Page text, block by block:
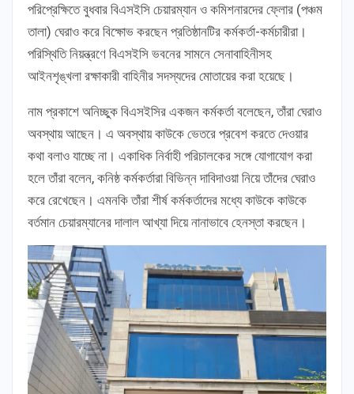
পরিপ্রেক্ষিতে বুধবার বিএসইসি চেয়ারম্যান ও কমিশনারদের ফ্লোর (পঞ্চম
তালা) ঘেরাও করে বিক্ষোভ করছেন প্রতিষ্ঠানটির কর্মকর্তা-কর্মচারীরা।
পরিস্থিতি নিয়ন্ত্রণে বিএসইসি ভবনের সামনে সেনাবাহিনীসহ
আইনশৃঙ্খলা রক্ষাকারী বাহিনীর সদস্যদের মোতায়ের করা হয়েছে।
নাম প্রকাশে অনিচ্ছুক বিএসইসির একজন কর্মকর্তা বলেছেন, তাঁরা ঘেরাও
অবস্থায় আছেন। এ অবস্থায় কাউকে ভেতরে প্রবেশ করতে দেওয়ার
কথা বলাও যাচ্ছে না। একাধিক নির্বাহী পরিচালকের সঙ্গে যোগাযোগ করা
হলে তাঁরা বলেন, কনিষ্ঠ কর্মকর্তারা বিভিন্ন দাবিদাওয়া নিয়ে তাঁদের ঘেরাও
করে রেখেছেন। এমনকি তাঁরা শীর্ষ কর্মকর্তাদের মধ্যে কাউকে কাউকে
বর্তমান চেয়ারম্যানের দালাল আখ্যা দিয়ে নানাভাবে হেনস্তা করছেন।